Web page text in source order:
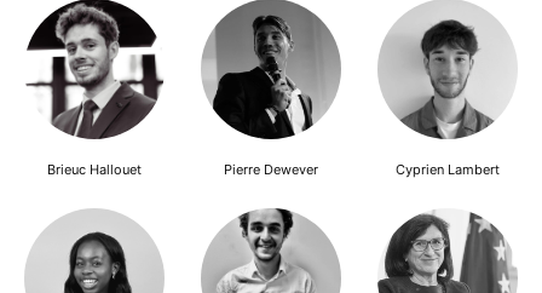
Brieuc Hallouet Pierre Dewever Cyprien Lambert